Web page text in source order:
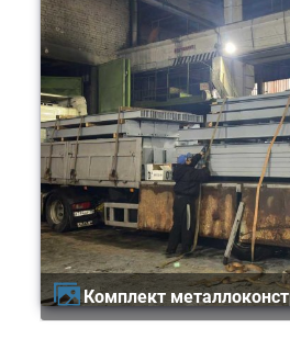
Комплект